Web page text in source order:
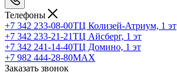
Телефоны
+7 342 233-08-00ТЦ Колизей-Атриум, 1 эт
+7 342 233-21-21ТЦ Айсберг, 1 эт
+7 342 241-14-40ТЦ Домино, 1 эт
+7 982 444-28-80MAX
Заказать звонок